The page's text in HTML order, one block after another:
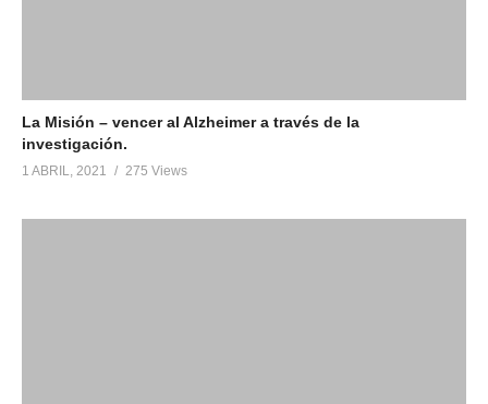
La Misión – vencer al Alzheimer a través de la
investigación.
1 ABRIL, 2021 275 Views